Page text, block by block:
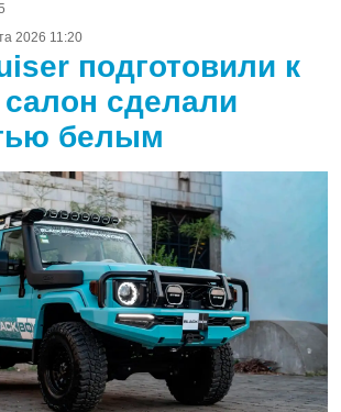
2026 11:20
подготовили к
салон сделали
белым